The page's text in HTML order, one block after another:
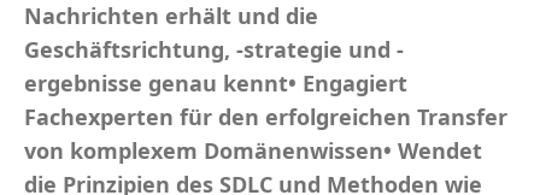
Nachrichten erhält und die
Geschäftsrichtung, -strategie und -
ergebnisse genau kennt• Engagiert
Fachexperten für den erfolgreichen Transfer
von komplexem Domänenwissen• Wendet
die Prinzipien des SDLC und Methoden wie